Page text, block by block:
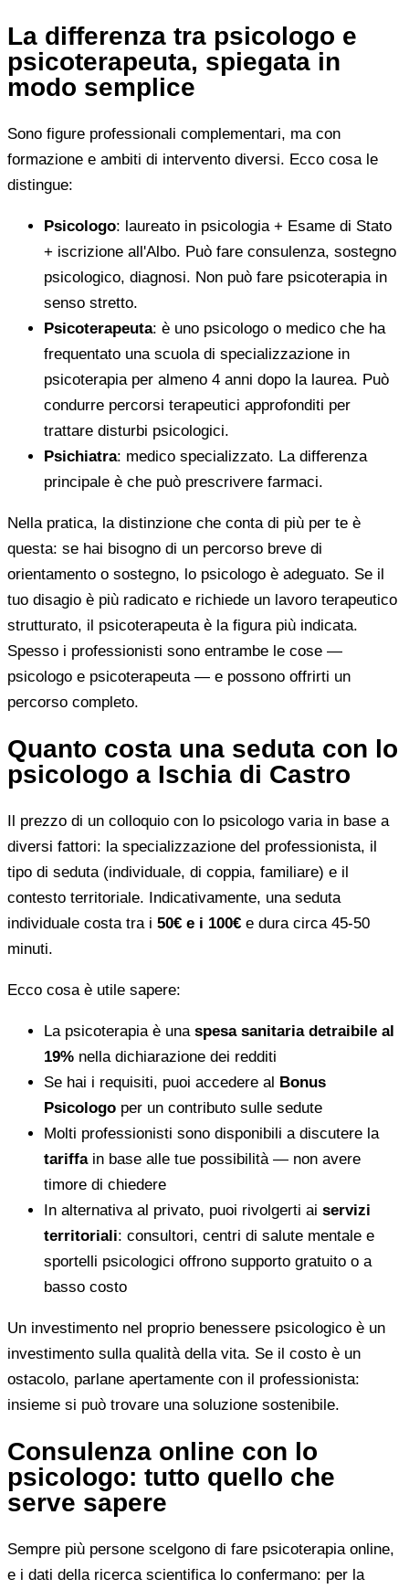
La differenza tra psicologo e
psicoterapeuta, spiegata in
modo semplice
Sono figure professionali complementari, ma con
formazione e ambiti di intervento diversi. Ecco cosa le
distingue:
Psicologo: laureato in psicologia + Esame di Stato
+ iscrizione all'Albo. Può fare consulenza, sostegno
psicologico, diagnosi. Non può fare psicoterapia in
senso stretto.
Psicoterapeuta: è uno psicologo o medico che ha
frequentato una scuola di specializzazione in
psicoterapia per almeno 4 anni dopo la laurea. Può
condurre percorsi terapeutici approfonditi per
trattare disturbi psicologici.
Psichiatra: medico specializzato. La differenza
principale è che può prescrivere farmaci.
Nella pratica, la distinzione che conta di più per te è
questa: se hai bisogno di un percorso breve di
orientamento o sostegno, lo psicologo è adeguato. Se il
tuo disagio è più radicato e richiede un lavoro terapeutico
strutturato, il psicoterapeuta è la figura più indicata.
Spesso i professionisti sono entrambe le cose —
psicologo e psicoterapeuta — e possono offrirti un
percorso completo.
Quanto costa una seduta con lo
psicologo a Ischia di Castro
Il prezzo di un colloquio con lo psicologo varia in base a
diversi fattori: la specializzazione del professionista, il
tipo di seduta (individuale, di coppia, familiare) e il
contesto territoriale. Indicativamente, una seduta
individuale costa tra i 50€ e i 100€ e dura circa 45-50
minuti.
Ecco cosa è utile sapere:
La psicoterapia è una spesa sanitaria detraibile al
19% nella dichiarazione dei redditi
Se hai i requisiti, puoi accedere al Bonus
Psicologo per un contributo sulle sedute
Molti professionisti sono disponibili a discutere la
tariffain base alle tue possibilità — non avere
timore di chiedere
In alternativa al privato, puoi rivolgerti ai servizi
territoriali: consultori, centri di salute mentale e
sportelli psicologici offrono supporto gratuito o a
basso costo
Un investimento nel proprio benessere psicologico è un
investimento sulla qualità della vita. Se il costo è un
ostacolo, parlane apertamente con il professionista:
insieme si può trovare una soluzione sostenibile.
Consulenza online con lo
psicologo: tutto quello che
serve sapere
Sempre più persone scelgono di fare psicoterapia online,
e i dati della ricerca scientifica lo confermano: per la